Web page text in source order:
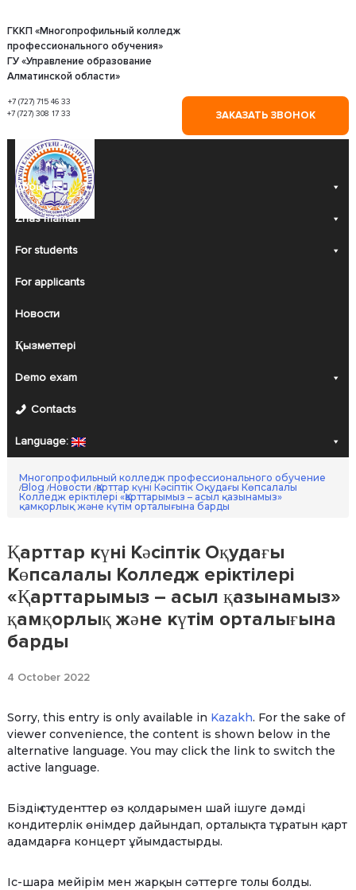
content
ГККП «Многопрофильный колледж
профессионального обучения»
ГУ «Управление образование
Алматинской области»
+7 (727) 715 46 33
+7 (727) 308 17 33
ЗАКАЗАТЬ ЗВОНОК
About us
Zhas maman
For students
For applicants
Новости
Қызметтері
Demo exam
Contacts
Language:
Многопрофильный колледж профессионального обучение
/Blog /Новости /Қарттар күні Кәсіптік Оқудағы Көпсалалы
Колледж еріктілері «Қарттарымыз – асыл қазынамыз»
қамқорлық және күтім орталығына барды
Қарттар күні Кәсіптік Оқудағы
Көпсалалы Колледж еріктілері
«Қарттарымыз – асыл қазынамыз»
қамқорлық және күтім орталығына
барды
4 October 2022
Sorry, this entry is only available in Kazakh. For the sake of
viewer convenience, the content is shown below in the
alternative language. You may click the link to switch the
active language.
Біздің студенттер өз қолдарымен шай ішуге дәмді
кондитерлік өнімдер дайындап, орталықта тұратын қарт
адамдарға концерт ұйымдастырды.
Іс-шара мейірім мен жарқын сәттерге толы болды.